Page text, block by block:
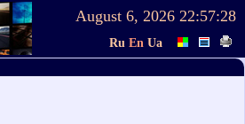
August 6, 2026 22:57:28
Ru En Ua